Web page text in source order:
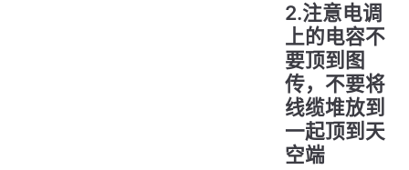
2.注意电调
上的电容不
要顶到图
传，不要将
线缆堆放到
一起顶到天
空端